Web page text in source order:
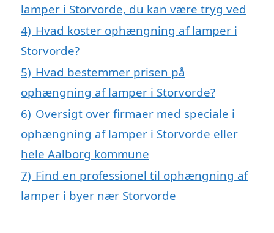
lamper i Storvorde, du kan være tryg ved
4) Hvad koster ophængning af lamper i
Storvorde?
5) Hvad bestemmer prisen på
ophængning af lamper i Storvorde?
6) Oversigt over firmaer med speciale i
ophængning af lamper i Storvorde eller
hele Aalborg kommune
7) Find en professionel til ophængning af
lamper i byer nær Storvorde